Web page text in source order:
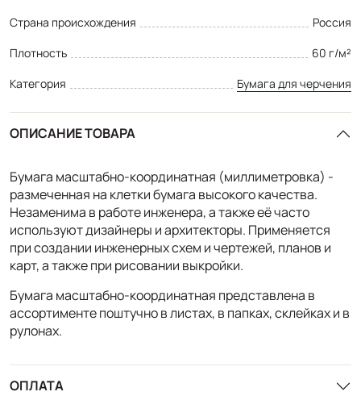
Страна происхождения
Россия
Плотность
60 г/м²
Категория
Бумага для черчения
ОПИСАНИЕ ТОВАРА
Бумага масштабно-координатная (миллиметровка) -
размеченная на клетки бумага высокого качества.
Незаменима в работе инженера, а также её часто
используют дизайнеры и архитекторы. Применяется
при создании инженерных схем и чертежей, планов и
карт, а также при рисовании выкройки.
Бумага масштабно-координатная представлена в
ассортименте поштучно в листах, в папках, склейках и в
рулонах.
ОПЛАТА